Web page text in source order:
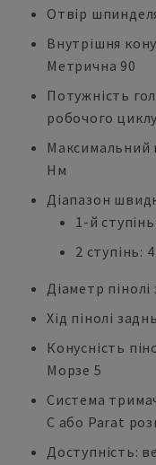
Отвір
Внутрішня
Метрична 90
Потужність
робочого
Максимальний
Нм
Діапазон
1-й
2 ступінь:
Діаметр
Хід пінолі
Конусність
Морзе 5
Система
C або Parat
Доступність: